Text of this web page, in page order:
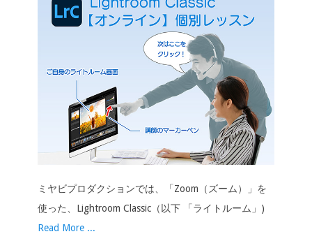
ミヤビプロダクションでは、「Zoom（ズーム）」を
使った、Lightroom Classic（以下 「ライトルーム」)
Read More ...